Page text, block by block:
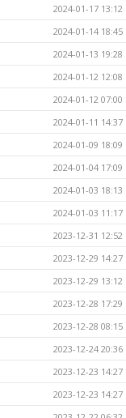
2024-01-17 13:12
2024-01-14 18:45
2024-01-13 19:28
2024-01-12 12:08
2024-01-12 07:00
2024-01-11 14:37
2024-01-09 18:09
2024-01-04 17:09
2024-01-03 18:13
2024-01-03 11:17
2023-12-31 12:52
2023-12-29 14:27
2023-12-29 13:12
2023-12-28 17:29
2023-12-28 08:15
2023-12-24 20:36
2023-12-23 14:27
2023-12-23 14:27